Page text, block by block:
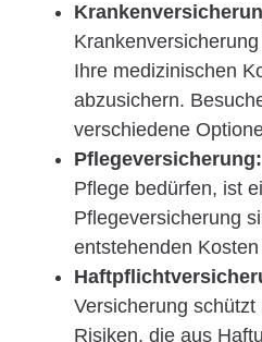
Ihre medizinischen
abzusichern.
verschiedene
Pflegeversicherung:
Pflege bedürfen, ist
Pflegeversicherung
entstehenden
Versicherung
Risiken, die aus